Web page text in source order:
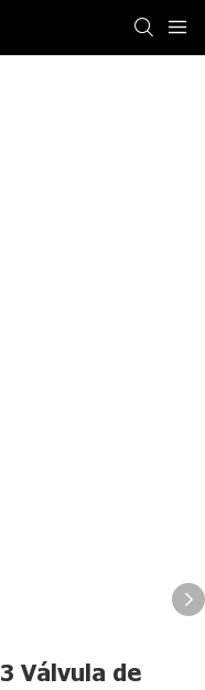
Válvula de